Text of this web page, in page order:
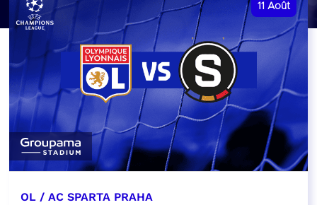
11 Août
OL / AC SPARTA PRAHA